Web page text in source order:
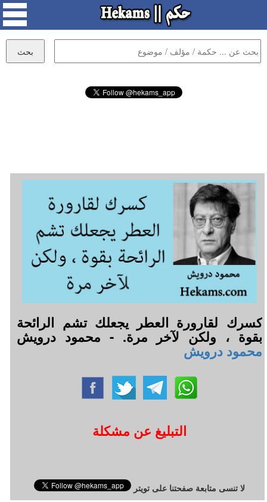
كسرك لقارورة العطر يجعلك تشم الرائحة
بقوة ، ولكن لآخر مرة. - محمود درويش
محمود درويش
التبليغ عن مشكلة
لا تنسى متابعة صفحتنا على تويتر